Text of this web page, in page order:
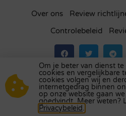
Over ons Review
Controlebeleid
Bezoek ons review
Koninkrijk,Frankrijk,
Italië
,Portugal,Polen,
Zweden.
Om je beter van dienst
cookies en vergelijkbare
cookies volgen wij en
internetgedrag binnen
op onze website gaan
goedvindt. Meer weten?
Privacybeleid.